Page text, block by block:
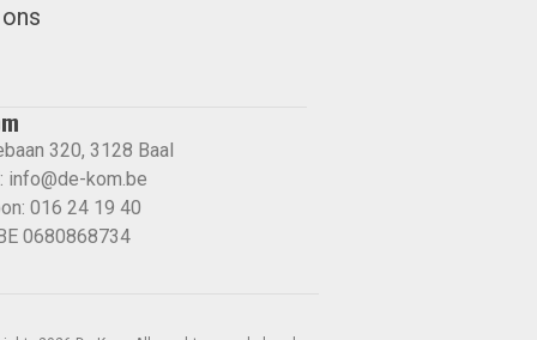
320, 3128 Baal
info@de-kom.be
016 24 19 40
0680868734